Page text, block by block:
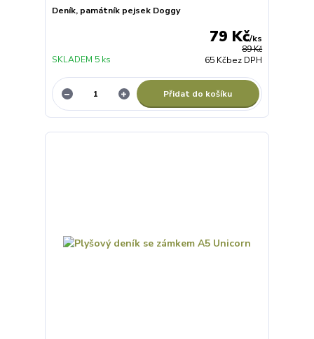
Deník, památník pejsek Doggy
89 Kč
79 Kč/ks
65 Kčbez DPH
SKLADEM 5 ks
Přidat do košíku